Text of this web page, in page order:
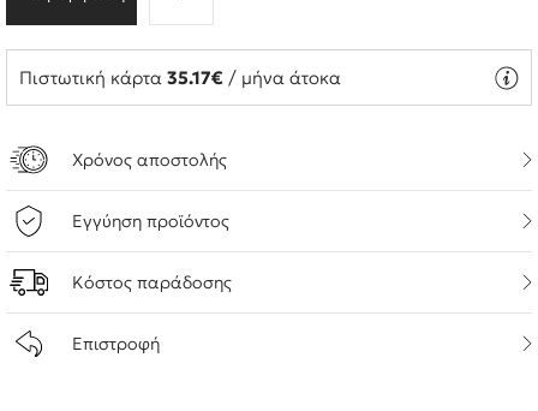
Πιστωτική κάρτα 35.17€ / μήνα άτοκα
Χρόνος αποστολής
Εγγύηση προϊόντος
Κόστος παράδοσης
Επιστροφή